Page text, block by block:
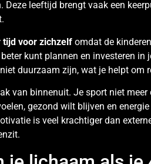
leeftijd brengt vaak een
tijd voor zichzelf omdat de
kunt plannen en investeren in
duurzaam zijn, wat je helpt om
van binnenuit. Je sport niet
gezond wilt blijven en
is veel krachtiger dan